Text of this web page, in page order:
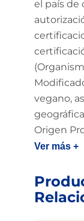
el país de
vegano,
Origen
Ver más +